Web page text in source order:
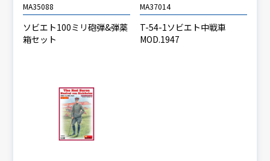
MA35088
ソビエト100ミリ砲弾&弾薬
箱セット
MA37014
T-54-1ソビエト中戦車
MOD.1947